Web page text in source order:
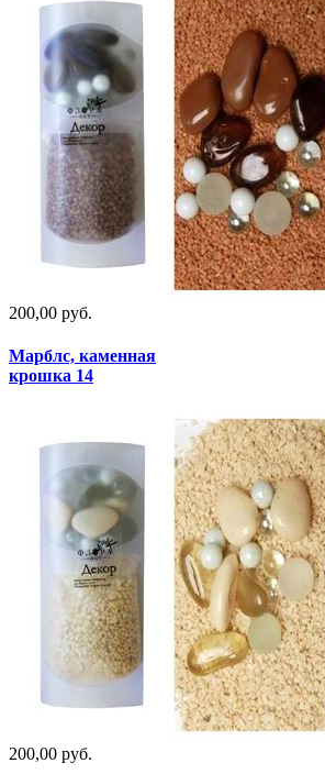
200,00 руб.
Марблс, каменная
крошка 14
200,00 руб.